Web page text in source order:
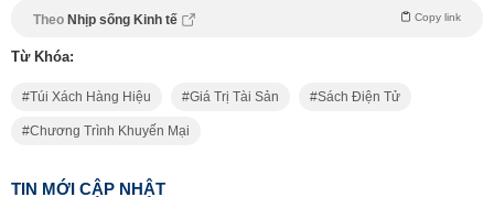
Theo Nhịp sống Kinh tế Copy link
Từ Khóa:
Túi Xách Hàng Hiệu Giá Trị Tài Sản Sách Điện Tử
Chương Trình Khuyến Mại
TIN MỚI CẬP NHẬT